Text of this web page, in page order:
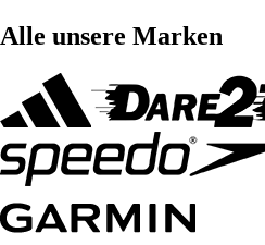
Alle unsere Marken